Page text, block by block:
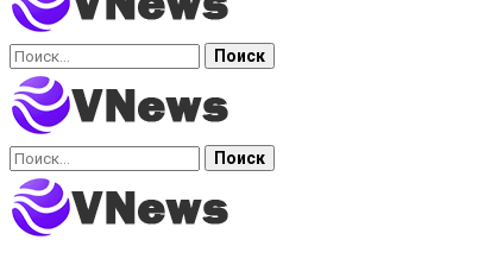
Найти:
Найти: